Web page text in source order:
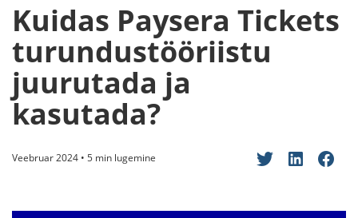
Kuidas Paysera Tickets
turundustööriistu
juurutada ja
kasutada?
Veebruar 2024 • 5 min lugemine